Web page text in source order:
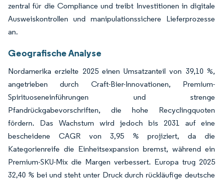
zentral für die Compliance und treibt Investitionen in digitale
Ausweiskontrollen und manipulationssichere Lieferprozesse
an.
Geografische Analyse
Nordamerika erzielte 2025 einen Umsatzanteil von 39,10 %,
angetrieben durch Craft-Bier-Innovationen, Premium-
Spirituoseneinführungen und strenge
Pfandrückgabevorschriften, die hohe Recyclingquoten
fördern. Das Wachstum wird jedoch bis 2031 auf eine
bescheidene CAGR von 3,95 % projiziert, da die
Kategorienreife die Einheitsexpansion bremst, während ein
Premium-SKU-Mix die Margen verbessert. Europa trug 2025
32,40 % bei und steht unter Druck durch rückläufige deutsche